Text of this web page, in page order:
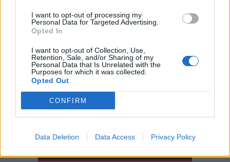
I want to opt-out of processing my
Personal Data for Targeted Advertising.
Opted In
I want to opt-out of Collection, Use,
Retention, Sale, and/or Sharing of my
Personal Data that Is Unrelated with the
Purposes for which it was collected.
Opted Out
CONFIRM
Data Deletion Data Access Privacy Policy
Трагедија на летување! МОМЧЕ
(Видео) СНЕЖЕН КОЛАПС НА
Зеланд ги затвори училиштата